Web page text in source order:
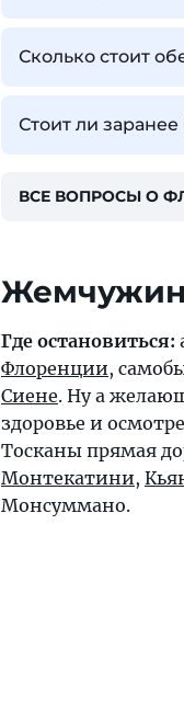
Сколько стоит
Стоит ли
ВСЕ ВОПРОСЫ О
Где остановиться:
Флоренции,
Сиене. Ну а
здоровье и
Тосканы прямая
Монтекатини,
Монсуммано.